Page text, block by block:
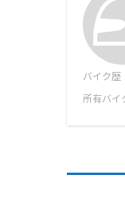
バイク歴
所有バイ